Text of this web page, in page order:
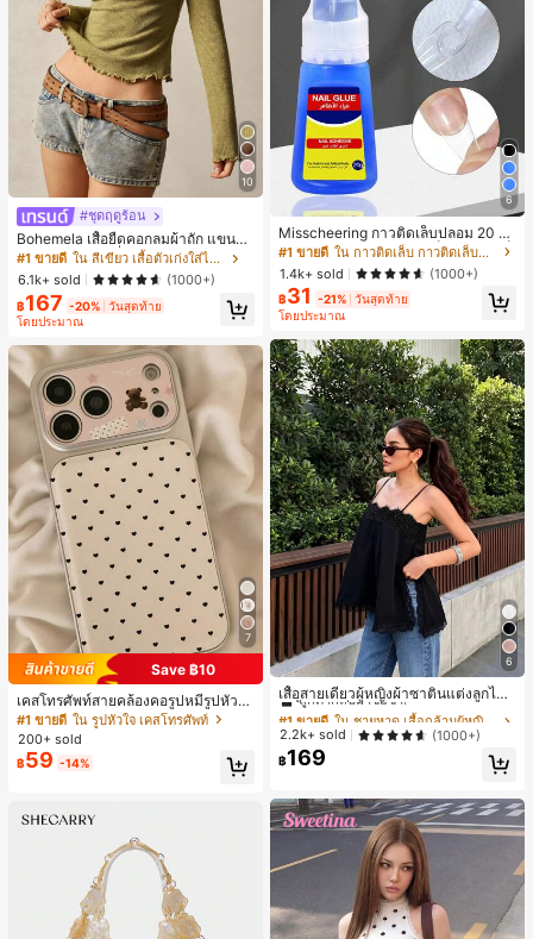
10
#ชุดฤดูร้อน
Bohemela เสื้อยืดคอกลมผ้าถัก แขนยา
ว สีเรียบ ใช้งานทั่วไป สำหรับผู้หญิง
#1 ขายดี
ใน สีเขียว เสื้อตัวเก่งใส่ได้ทุกวัน
6.1k+ sold
(1000+)
฿167 -20% วันสุดท้าย
โดยประมาณ
7
Save ฿10
เคสโทรศัพท์สายคล้องคอรูปหมีรูปหัวใจ
สำหรับ 17 Pro Max สไตล์มินิมอลเกาห
ลีสำหรับผู้หญิง ใช้ได้กับ 16/15/14 Pro
เคสแข็งกันกระแทกแบบเต็มตัว
#1 ขายดี ใน รูปหัวใจ เคสโทรศัพท์
200+ sold
฿59 -14%
6
Misscheering กาวติดเล็บปลอม 20 กรั
ม แรงยึดสูง เจลสติกเกอร์เล็บนุ่ม แห้งเร็
ว เหมาะสำหรับผู้เริ่มต้นทำเล็บ ติดทนน
าน
#1 ขายดี
ใน กาวติดเล็บ กาวติดเล็บและสารยึดติด
1.4k+ sold
(1000+)
฿31 -21% วันสุดท้าย
โดยประมาณ
6
เสื้อสายเดี่ยวผู้หญิงผ้าซาตินแต่งลูกไม้
- เสื้อสายเดี่ยวฤดูร้อนสีขากีมีรอยผ่าด้า
นข้างที่น่าดึงดูด ลำลองสีดำ สำหรับเธอ
#1 ขายดี
ใน ชายหาด เสื้อกล้ามผู้หญิง & Camis
ลูกค้ากลับมาซื้อซ้ำ!
#1 ขายดี
ลูกค้ากลับมาซื้อซ้ำ!
#1 ขายดี
ลูกค้ากลับมาซื้อซ้ำ!
#1 ขายดี
ใน ชายหาด เสื้อกล้ามผู้หญิง & Camis
2.2k+ sold (1000+)
฿169